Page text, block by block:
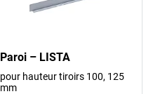
Paroi – LISTA
pour hauteur tiroirs 100, 125
mm